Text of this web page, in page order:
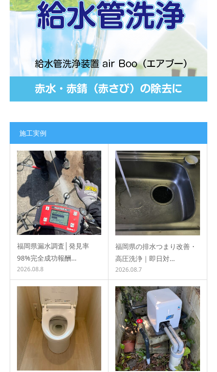
施工実例
福岡県漏水調査│発見率
98%完全成功報酬…
2026.08.8
福岡県の排水つまり改善・
高圧洗浄｜即日対…
2026.08.7